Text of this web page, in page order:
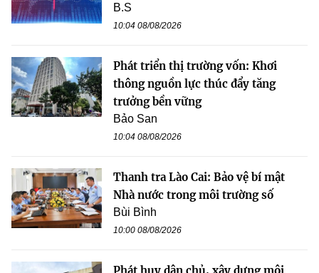
B.S
10:04 08/08/2026
Phát triển thị trường vốn: Khơi
thông nguồn lực thúc đẩy tăng
trưởng bền vững
Bảo San
10:04 08/08/2026
Thanh tra Lào Cai: Bảo vệ bí mật
Nhà nước trong môi trường số
Bùi Bình
10:00 08/08/2026
Phát huy dân chủ, xây dựng môi